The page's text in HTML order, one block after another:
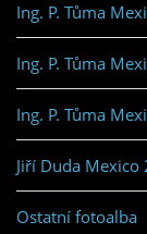
Ing. P. Tůma
Ing. P. Tůma
Ing. P. Tůma
Jiří Duda Mexico
Ostatní fotoalba